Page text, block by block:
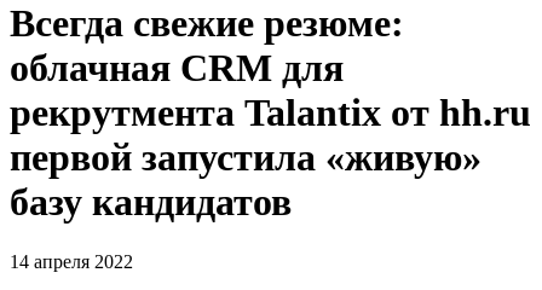
Всегда свежие резюме:
облачная CRM для
рекрутмента Talantix от hh.ru
первой запустила «живую»
базу кандидатов
14 апреля 2022